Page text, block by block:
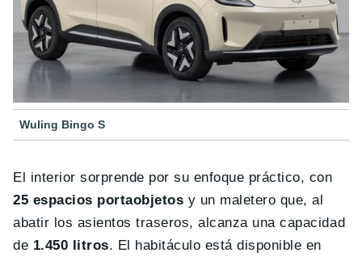
Wuling Bingo S
El interior sorprende por su enfoque práctico, con
25 espacios portaobjetos y un maletero que, al
abatir los asientos traseros, alcanza una capacidad
de 1.450 litros. El habitáculo está disponible en